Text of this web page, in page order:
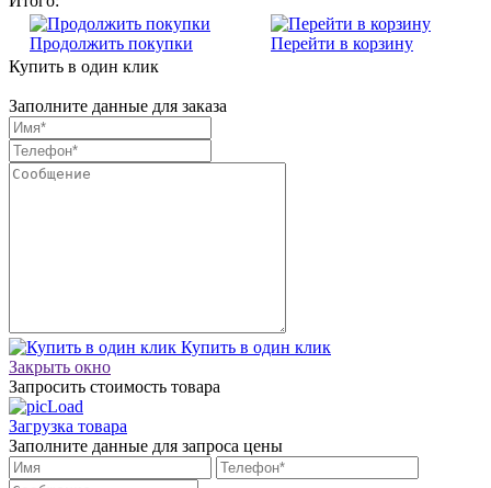
Продолжить покупки
Перейти в корзину
Купить в один клик
Заполните данные для заказа
Купить в один клик
Закрыть окно
Запросить стоимость товара
Загрузка товара
Заполните данные для запроса цены